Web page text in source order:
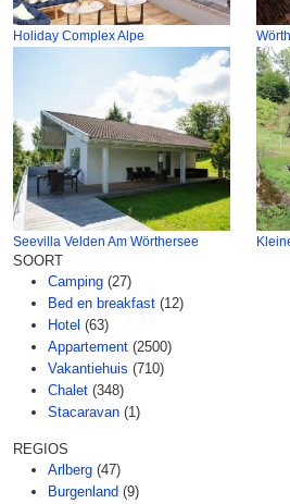
Holiday Complex Alpe
Seevilla Velden Am Wörthersee
SOORT
Camping (27)
Bed en breakfast (12)
Hotel (63)
Appartement (2500)
Vakantiehuis (710)
Chalet (348)
Stacaravan (1)
REGIOS
Arlberg (47)
Burgenland (9)